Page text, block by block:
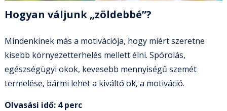
Hogyan váljunk „zöldebbé”?
Mindenkinek más a motivációja, hogy miért szeretne
kisebb környezetterhelés mellett élni. Spórolás,
egészségügyi okok, kevesebb mennyiségű szemét
termelése, bármi lehet a kiváltó ok, a motiváció.
Olvasási idő: 4 perc